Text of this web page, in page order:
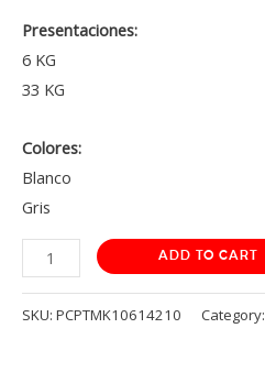
Presentaciones:
6 KG
33 KG
Colores:
Blanco
Gris
ADD TO CART
SKU: PCPTMK10614210 Category: